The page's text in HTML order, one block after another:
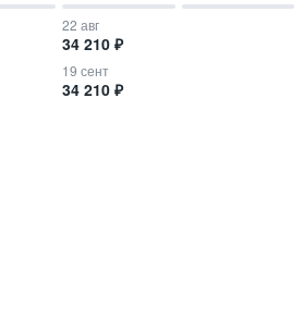
22 авг
34 210 ₽
19 сент
34 210 ₽